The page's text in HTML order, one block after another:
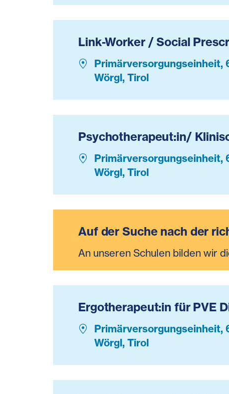
Link-Worker / Social
Primärversorgungseinheit,
Wörgl, Tirol
Psychotherapeut:in/
Primärversorgungseinheit,
Wörgl, Tirol
Auf der Suche nach der
An unseren Schulen bilden wir
Ergotherapeut:in für PVE
Primärversorgungseinheit,
Wörgl, Tirol